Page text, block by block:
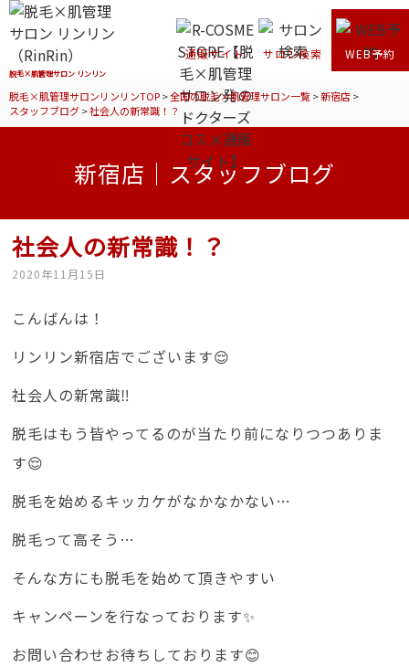
脱毛×肌管理サロン リンリン
通販サイト サロン検索 WEB予約
脱毛×肌管理サロンリンリンTOP>全国の脱毛×肌管理サロン一覧>新宿店>
スタッフブログ>社会人の新常識！？
新宿店｜スタッフブログ
社会人の新常識！？
2020年11月15日
こんばんは！
リンリン新宿店でございます😌
社会人の新常識‼️
脱毛はもう皆やってるのが当たり前になりつつありま
す😌
脱毛を始めるキッカケがなかなかない…
脱毛って高そう…
そんな方にも脱毛を始めて頂きやすい
キャンペーンを行なっております✨
お問い合わせお待ちしております😊